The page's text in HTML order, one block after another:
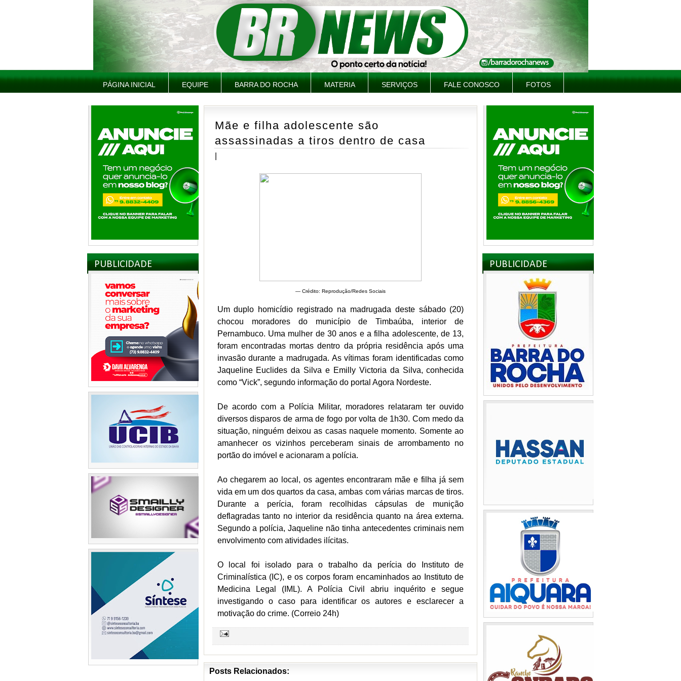
PÁGINA INICIAL EQUIPE BARRA DO ROCHA MATERIA SERVIÇOS FALE CONOSCO FOTOS
PUBLICIDADE
Mãe e filha adolescente são
assassinadas a tiros dentro de casa
— Crédito: Reprodução/Redes Sociais
Um duplo homicídio registrado na madrugada deste sábado (20)
chocou moradores do município de Timbaúba, interior de
Pernambuco. Uma mulher de 30 anos e a filha adolescente, de 13,
foram encontradas mortas dentro da própria residência após uma
invasão durante a madrugada. As vítimas foram identificadas como
Jaqueline Euclides da Silva e Emilly Victoria da Silva, conhecida
como “Vick”, segundo informação do portal Agora Nordeste.
De acordo com a Polícia Militar, moradores relataram ter ouvido
diversos disparos de arma de fogo por volta de 1h30. Com medo da
situação, ninguém deixou as casas naquele momento. Somente ao
amanhecer os vizinhos perceberam sinais de arrombamento no
portão do imóvel e acionaram a polícia.
Ao chegarem ao local, os agentes encontraram mãe e filha já sem
vida em um dos quartos da casa, ambas com várias marcas de tiros.
Durante a perícia, foram recolhidas cápsulas de munição
deflagradas tanto no interior da residência quanto na área externa.
Segundo a polícia, Jaqueline não tinha antecedentes criminais nem
envolvimento com atividades ilícitas.
O local foi isolado para o trabalho da perícia do Instituto de
Criminalística (IC), e os corpos foram encaminhados ao Instituto de
Medicina Legal (IML). A Polícia Civil abriu inquérito e segue
investigando o caso para identificar os autores e esclarecer a
motivação do crime. (Correio 24h)
Posts Relacionados:
PUBLICIDADE